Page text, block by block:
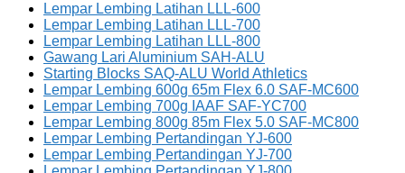
Lempar Lembing Latihan LLL-600
Lempar Lembing Latihan LLL-700
Lempar Lembing Latihan LLL-800
Gawang Lari Aluminium SAH-ALU
Starting Blocks SAQ-ALU World Athletics
Lempar Lembing 600g 65m Flex 6.0 SAF-MC600
Lempar Lembing 700g IAAF SAF-YC700
Lempar Lembing 800g 85m Flex 5.0 SAF-MC800
Lempar Lembing Pertandingan YJ-600
Lempar Lembing Pertandingan YJ-700